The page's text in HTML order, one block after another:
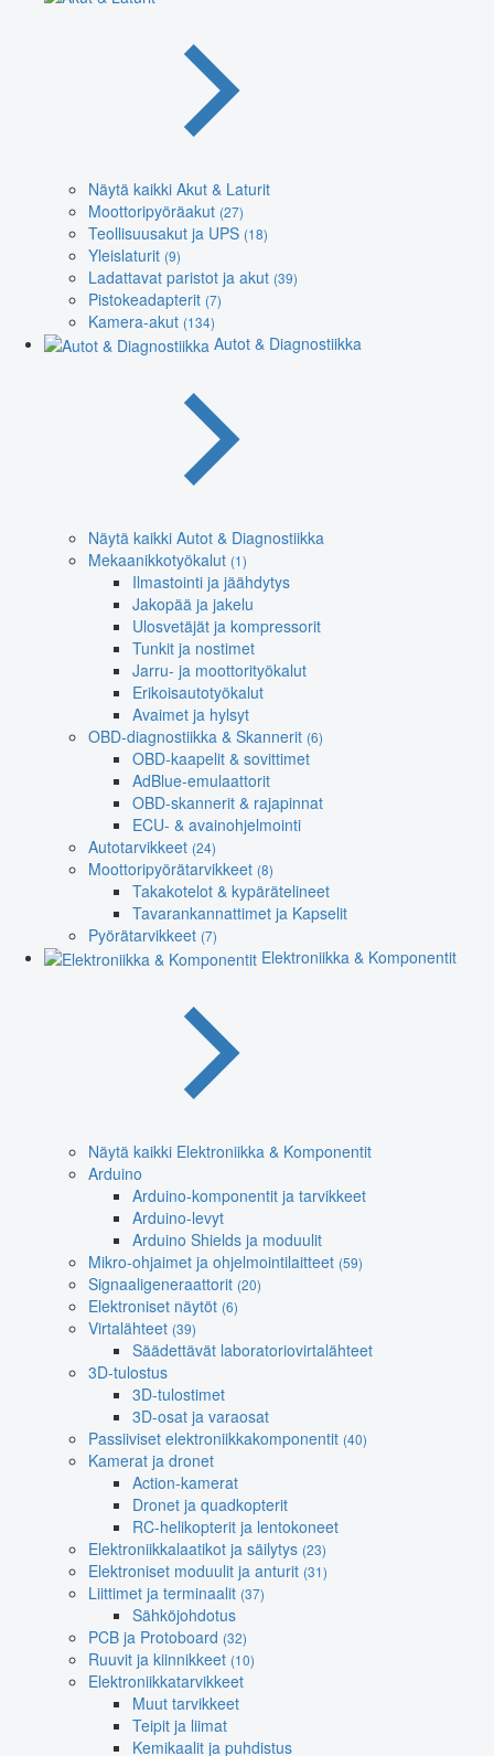
Näytä kaikki Akut & Laturit
Moottoripyöräakut (27)
Teollisuusakut ja UPS (18)
Yleislaturit (9)
Ladattavat paristot ja akut (39)
Pistokeadapterit (7)
Kamera-akut (134)
Autot & Diagnostiikka
Näytä kaikki Autot & Diagnostiikka
Mekaanikkotyökalut (1)
Ilmastointi ja jäähdytys
Jakopää ja jakelu
Ulosvetäjät ja kompressorit
Tunkit ja nostimet
Jarru- ja moottorityökalut
Erikoisautotyökalut
Avaimet ja hylsyt
OBD-diagnostiikka & Skannerit (6)
OBD-kaapelit & sovittimet
AdBlue-emulaattorit
OBD-skannerit & rajapinnat
ECU- & avainohjelmointi
Autotarvikkeet (24)
Moottoripyörätarvikkeet (8)
Takakotelot & kypärätelineet
Tavarankannattimet ja Kapselit
Pyörätarvikkeet (7)
Elektroniikka & Komponentit
Näytä kaikki Elektroniikka & Komponentit
Arduino
Arduino-komponentit ja tarvikkeet
Arduino-levyt
Arduino Shields ja moduulit
Mikro-ohjaimet ja ohjelmointilaitteet (59)
Signaaligeneraattorit (20)
Elektroniset näytöt (6)
Virtalähteet (39)
Säädettävät laboratoriovirtalähteet
3D-tulostus
3D-tulostimet
3D-osat ja varaosat
Passiiviset elektroniikkakomponentit (40)
Kamerat ja dronet
Action-kamerat
Dronet ja quadkopterit
RC-helikopterit ja lentokoneet
Elektroniikkalaatikot ja säilytys (23)
Elektroniset moduulit ja anturit (31)
Liittimet ja terminaalit (37)
Sähköjohdotus
PCB ja Protoboard (32)
Ruuvit ja kiinnikkeet (10)
Elektroniikkatarvikkeet
Muut tarvikkeet
Teipit ja liimat
Kemikaalit ja puhdistus